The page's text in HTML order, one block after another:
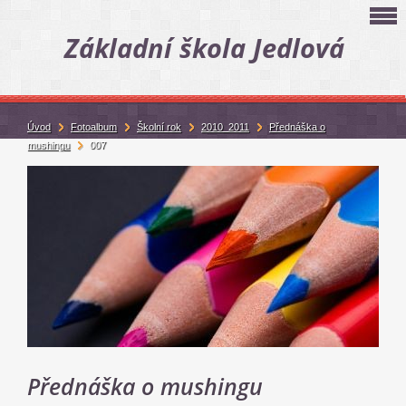
Základní škola Jedlová
Přednáška o mushingu
Úvod Fotoalbum Školní rok 2010_2011
Přednáška o
mushingu
007